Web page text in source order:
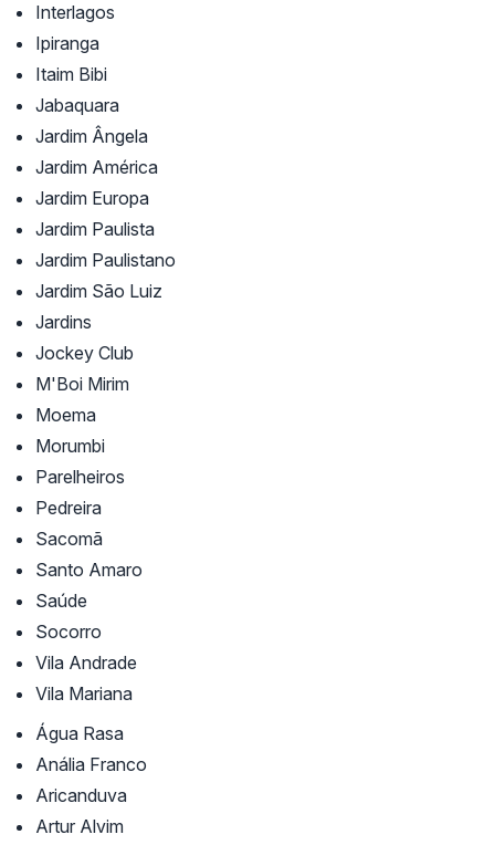
Interlagos
Ipiranga
Itaim Bibi
Jabaquara
Jardim Ângela
Jardim América
Jardim Europa
Jardim Paulista
Jardim Paulistano
Jardim São Luiz
Jardins
Jockey Club
M'Boi Mirim
Moema
Morumbi
Parelheiros
Pedreira
Sacomã
Santo Amaro
Saúde
Socorro
Vila Andrade
Vila Mariana
Água Rasa
Anália Franco
Aricanduva
Artur Alvim